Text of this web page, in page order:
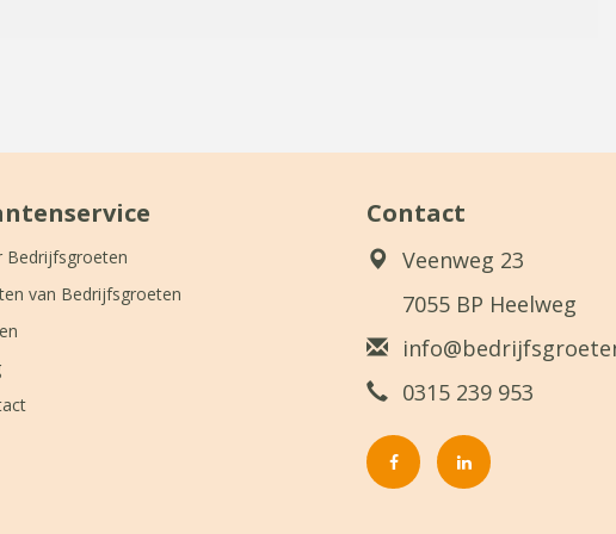
Bedrijfsgroeten
van Bedrijfsgroeten
Contact
Veenweg 23
7055 BP Heelweg
0315 239 953